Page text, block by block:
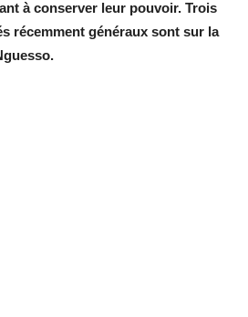
à conserver leur pouvoir. Trois
récemment généraux sont sur la